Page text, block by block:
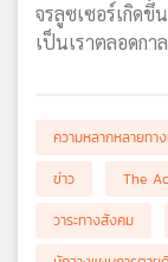
จรลูซเซอร์เกิด
เป็นเราตลอดกาล
ความหลากหลายทา
ข่าว
The
วาระทางสังคม